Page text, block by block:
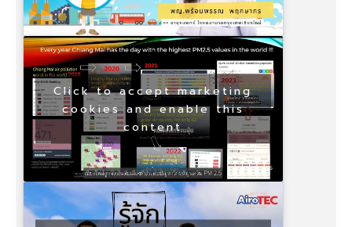
Click to accept marketing
cookies and enable this
content